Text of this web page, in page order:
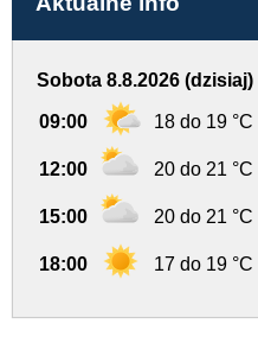
Sobota 8.8.2026 (dzisiaj)
09:00 18 do 19 °C
12:00 20 do 21 °C
15:00 20 do 21 °C
18:00 17 do 19 °C